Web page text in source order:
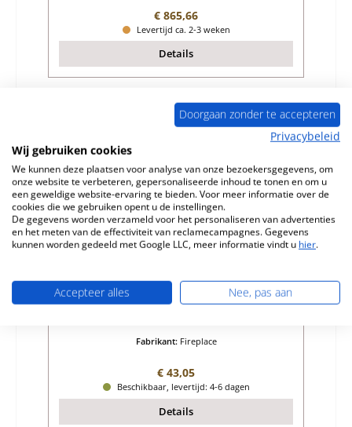
Normale prijs:
€ 865,66
Levertijd ca. 2-3 weken
Details
Fabrikant: Fireplace
Normale prijs:
€ 43,05
Beschikbaar, levertijd: 4-6 dagen
Details
Doorgaan zonder te accepteren
Privacybeleid
Wij gebruiken cookies
We kunnen deze plaatsen voor analyse van onze bezoekersgegevens, om
onze website te verbeteren, gepersonaliseerde inhoud te tonen en om u
een geweldige website-ervaring te bieden. Voor meer informatie over de
cookies die we gebruiken opent u de instellingen.
De gegevens worden verzameld voor het personaliseren van advertenties
en het meten van de effectiviteit van reclamecampagnes. Gegevens
kunnen worden gedeeld met Google LLC, meer informatie vindt u hier.
Accepteer alles Nee, pas aan